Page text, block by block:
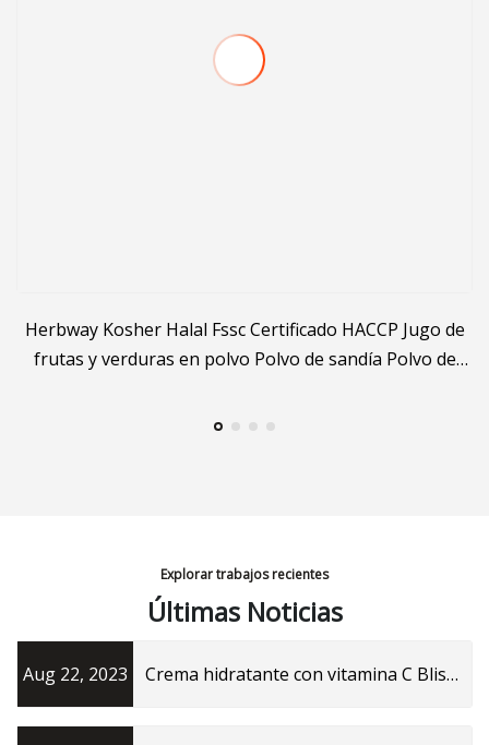
Herbway Kosher Halal Fssc Certificado HACCP Jugo de
frutas y verduras en polvo Polvo de sandía Polvo de
Explorar trabajos recientes
Últimas Noticias
Aug 22, 2023
Crema hidratante con vitamina C Bliss: